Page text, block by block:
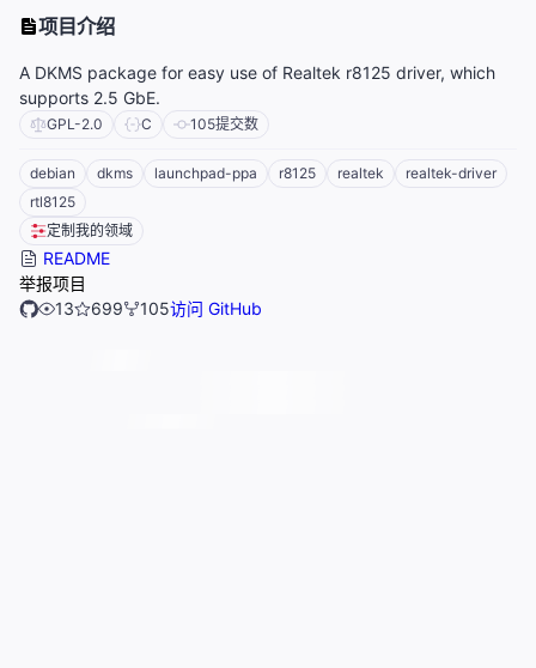
项目介绍
A DKMS package for easy use of Realtek r8125 driver, which
supports 2.5 GbE.
GPL-2.0 C 105提交数
debian dkms launchpad-ppa r8125 realtek
realtek-driver
rtl8125
定制我的领域
README
举报项目
13
699 105访问 GitHub